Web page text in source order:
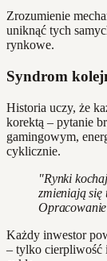
Zrozumienie
uniknąć tych
rynkowe.
Syndrom
Historia uczy, że
korektą – pytanie
gamingowym,
cyklicznie.
"Rynki
zmieniają
Opracowanie
Każdy inwestor
– tylko cierpliwość